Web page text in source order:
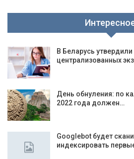
В Беларусь
централизованных
День обнуления: по
2022 года должен…
Googlebot будет
индексировать